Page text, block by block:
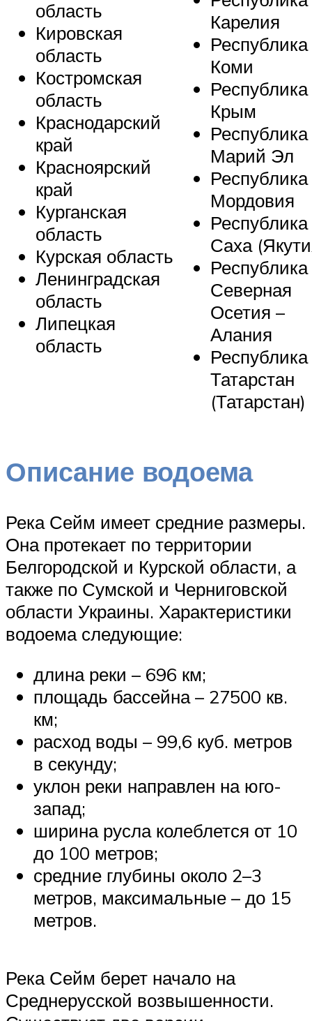
область
Кировская
область
Костромская
область
Краснодарский
край
Красноярский
край
Курганская
область
Курская область
Ленинградская
область
Липецкая
область
Карелия
Республика
Коми
Республика
Крым
Республика
Марий Эл
Республика
Мордовия
Республика
Саха
Республика
Северная
Осетия –
Алания
Республика
Татарстан
(Татарстан)
Описание водоема
Река Сейм имеет средние размеры.
Она протекает по территории
Белгородской и Курской области, а
также по Сумской и Черниговской
области Украины. Характеристики
водоема следующие:
длина реки – 696 км;
площадь бассейна – 27500 кв.
км;
расход воды – 99,6 куб. метров
в секунду;
уклон реки направлен на юго-
запад;
ширина русла колеблется от 10
до 100 метров;
средние глубины около 2–3
метров, максимальные – до 15
метров.
Река Сейм берет начало на
Среднерусской возвышенности.